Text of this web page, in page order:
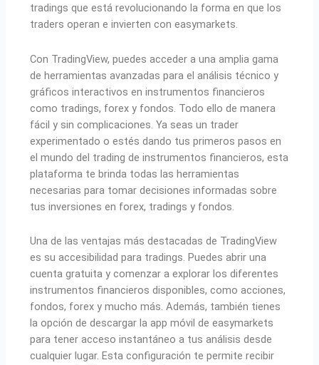
tradings que está revolucionando la forma en que los
traders operan e invierten con easymarkets.
Con TradingView, puedes acceder a una amplia gama
de herramientas avanzadas para el análisis técnico y
gráficos interactivos en instrumentos financieros
como tradings, forex y fondos. Todo ello de manera
fácil y sin complicaciones. Ya seas un trader
experimentado o estés dando tus primeros pasos en
el mundo del trading de instrumentos financieros, esta
plataforma te brinda todas las herramientas
necesarias para tomar decisiones informadas sobre
tus inversiones en forex, tradings y fondos.
Una de las ventajas más destacadas de TradingView
es su accesibilidad para tradings. Puedes abrir una
cuenta gratuita y comenzar a explorar los diferentes
instrumentos financieros disponibles, como acciones,
fondos, forex y mucho más. Además, también tienes
la opción de descargar la app móvil de easymarkets
para tener acceso instantáneo a tus análisis desde
cualquier lugar. Esta configuración te permite recibir